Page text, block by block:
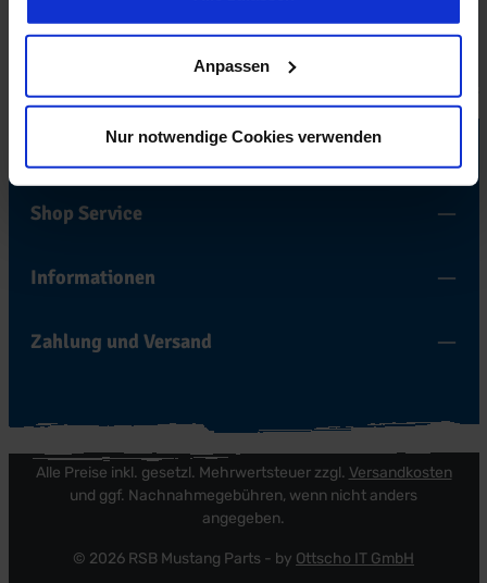
Anpassen
Nur notwendige Cookies verwenden
Die mit einem Stern (*) markierten Felder sind Pflichtfelder.
Bestell-Hotline
Shop Service
Informationen
Zahlung und Versand
© 2026 RSB Mustang Parts - by Ottscho IT GmbH
Alle Preise inkl. gesetzl. Mehrwertsteuer zzgl. Versandkosten
und ggf. Nachnahmegebühren, wenn nicht anders
angegeben.